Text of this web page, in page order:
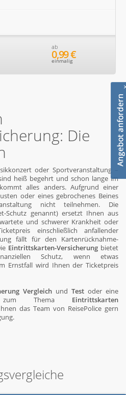
ab
0,99 €
einmalig
Die
oder Sportveranstaltung –
heiß begehrt und schon lange im
alles anders. Aufgrund einer
oder eines gebrochenes Beines
nicht teilnehmen. Die
Schutz genannt) ersetzt Ihnen aus
und schwerer Krankheit oder
einschließlich anfallender
fällt für den Kartenrücknahme-
Eintrittskarten-Versicherung bietet
Schutz, wenn etwas
Ernstfall wird Ihnen der Ticketpreis
Vergleich und Test oder eine
zum Thema Eintrittskarten
das Team von ReisePolice gern